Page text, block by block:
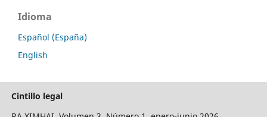
Idioma
Español (España)
English
Cintillo legal